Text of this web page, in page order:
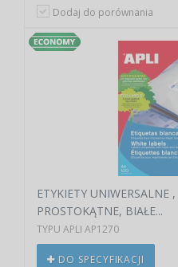
Dodaj do porównania
ETYKIETY UNIWERSALNE
PROSTOKĄTNE, BIAŁE...
TYPU APLI AP1270
DO SPECYFIKACJI